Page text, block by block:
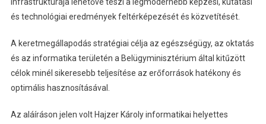
infrastruktúrája lehetővé teszi a legmodernebb képzési, kutatási
és technológiai eredmények feltérképezését és közvetítését.
A keretmegállapodás stratégiai célja az egészségügy, az oktatás
és az informatika területén a Belügyminisztérium által kitűzött
célok minél sikeresebb teljesítése az erőforrások hatékony és
optimális hasznosításával.
Az aláíráson jelen volt Hajzer Károly informatikai helyettes